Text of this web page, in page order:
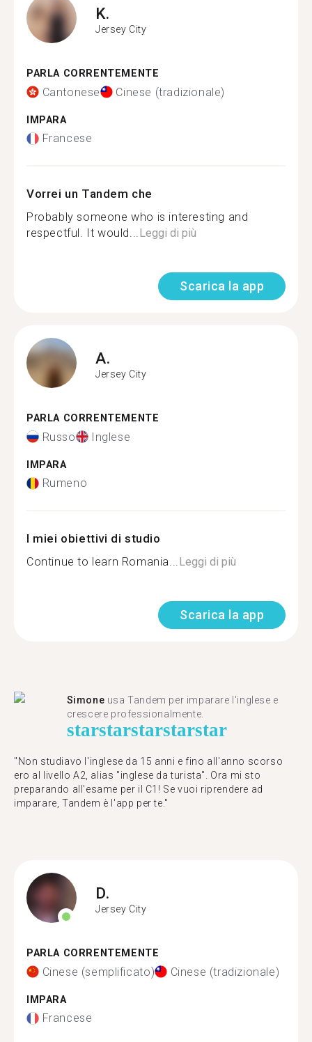
K.
Jersey City
PARLA CORRENTEMENTE
Cantonese Cinese (tradizionale)
IMPARA
Francese
Vorrei un Tandem che
Probably someone who is interesting and
respectful. It would...Leggi di più
Scarica la app
A.
Jersey City
PARLA CORRENTEMENTE
Russo Inglese
IMPARA
Rumeno
I miei obiettivi di studio
Continue to learn Romania...Leggi di più
Scarica la app
Simone usa Tandem per imparare l'inglese e
crescere professionalmente.
starstarstarstarstar
"Non studiavo l'inglese da 15 anni e fino all'anno scorso
ero al livello A2, alias "inglese da turista". Ora mi sto
preparando all'esame per il C1! Se vuoi riprendere ad
imparare, Tandem è l'app per te."
D.
Jersey City
PARLA CORRENTEMENTE
Cinese (semplificato) Cinese (tradizionale)
IMPARA
Francese